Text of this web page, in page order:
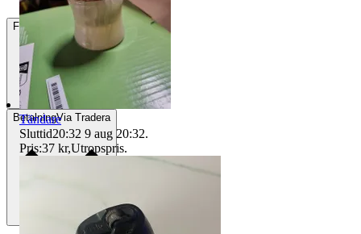
Frakt Från 49 kr
BetalningVia Tradera
Tändare
Sluttid20:32 9 aug 20:32.
Pris:37 kr,Utropspris.